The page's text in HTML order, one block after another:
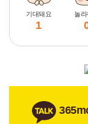
기대돼요
1
놀라